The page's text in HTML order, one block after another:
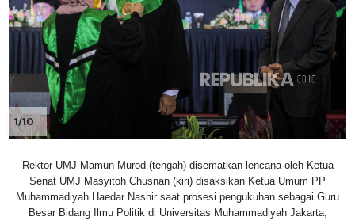
1/10
Rektor UMJ Mamun Murod (tengah) disematkan lencana oleh Ketua
Senat UMJ Masyitoh Chusnan (kiri) disaksikan Ketua Umum PP
Muhammadiyah Haedar Nashir saat prosesi pengukuhan sebagai Guru
Besar Bidang Ilmu Politik di Universitas Muhammadiyah Jakarta,